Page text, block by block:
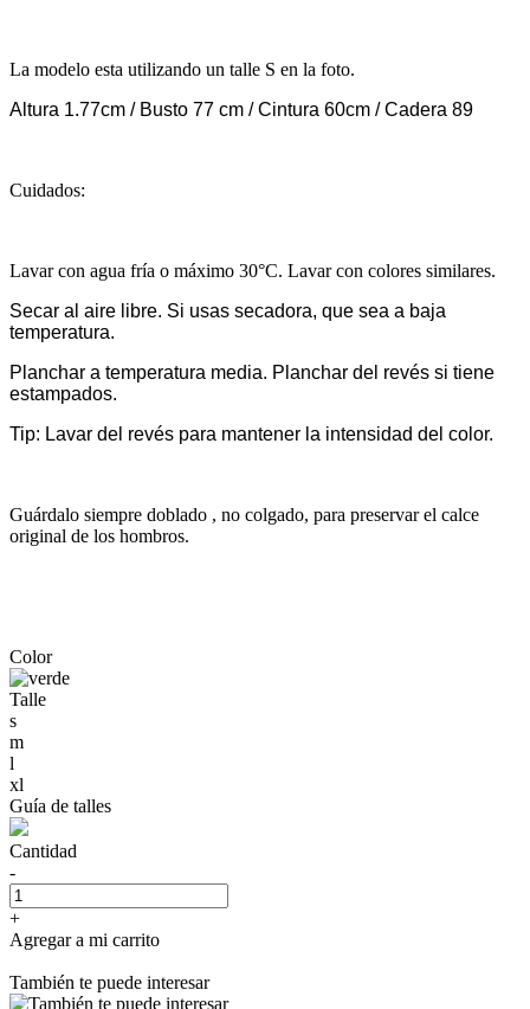
La modelo esta utilizando un talle S en la foto.
Altura 1.77cm / Busto 77 cm / Cintura 60cm / Cadera 89
Cuidados:
Lavar con agua fría o máximo 30°C. Lavar con colores similares.
Secar al aire libre. Si usas secadora, que sea a baja
temperatura.
Planchar a temperatura media. Planchar del revés si tiene
estampados.
Tip: Lavar del revés para mantener la intensidad del color.
Guárdalo siempre doblado , no colgado, para preservar el calce
original de los hombros.
Color
Talle
s
m
l
xl
Guía de talles
Cantidad
-
+
Agregar a mi carrito
También te puede interesar